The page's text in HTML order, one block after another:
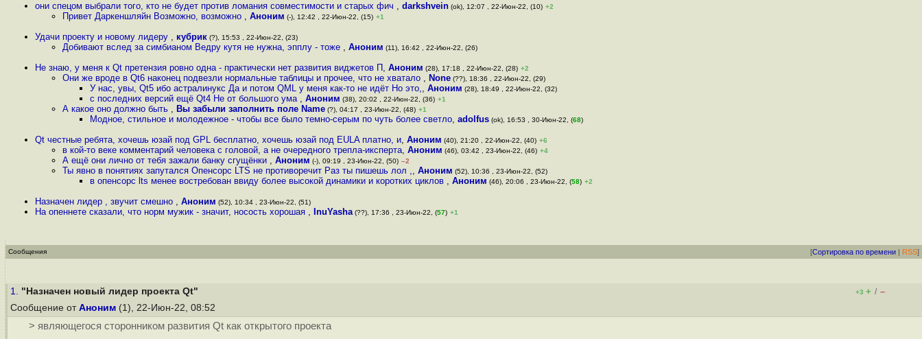
они спецом выбрали того, кто не будет против ломания совместимости и старых фич , darkshvein (ok), 12:07 , 22-Июн-22, (10) +2
Привет Даркеншляйн Возможно, возможно , Аноним (-), 12:42 , 22-Июн-22, (15) +1
Удачи проекту и новому лидеру , кубрик (?), 15:53 , 22-Июн-22, (23)
Добивают вслед за симбианом Ведру кутя не нужна, эпплу - тоже , Аноним (11), 16:42 , 22-Июн-22, (26)
Не знаю, у меня к Qt претензия ровно одна - практически нет развития виджетов П , Аноним (28), 17:18 , 22-Июн-22, (28) +2
Они же вроде в Qt6 наконец подвезли нормальные таблицы и прочее, что не хватало , None (??), 18:36 , 22-Июн-22, (29)
У нас, увы, Qt5 ибо астралинукс Да и потом QML у меня как-то не идёт Но это,, Аноним (28), 18:49 , 22-Июн-22, (32)
с последних версий ещё Qt4 Не от большого ума , Аноним (38), 20:02 , 22-Июн-22, (36) +1
А какое оно должно быть , Вы забыли заполнить поле Name (?), 04:17 , 23-Июн-22, (48) +1
Модное, стильное и молодежное - чтобы все было темно-серым по чуть более светло, adolfus (ok), 16:53 , 30-Июн-22, (68)
Qt честные ребята, хочешь юзай под GPL бесплатно, хочешь юзай под EULA платно, и, Аноним (40), 21:20 , 22-Июн-22, (40) +6
в кой-то веке комментарий человека с головой, а не очередного трепла-иксперта, Аноним (46), 03:42 , 23-Июн-22, (46) +4
А ещё они лично от тебя зажали банку сгущёнки , Аноним (-), 09:19 , 23-Июн-22, (50) –2
Ты явно в понятиях запутался Опенсорс LTS не противоречит Раз ты пишешь лол ,, Аноним (52), 10:36 , 23-Июн-22, (52)
в опенсорс lts менее востребован ввиду более высокой динамики и коротких циклов , Аноним (46), 20:06 , 23-Июн-22, (58) +2
Назначен лидер , звучит смешно , Аноним (52), 10:34 , 23-Июн-22, (51)
На опеннете сказали, что норм мужик - значит, носость хорошая , InuYasha (??), 17:36 , 23-Июн-22, (57) +1
Сообщения [Сортировка по времени | RSS]
1. "Назначен новый лидер проекта Qt" +3 + / –
Сообщение от Аноним (1), 22-Июн-22, 08:52
> являющегося сторонником развития Qt как открытого проекта